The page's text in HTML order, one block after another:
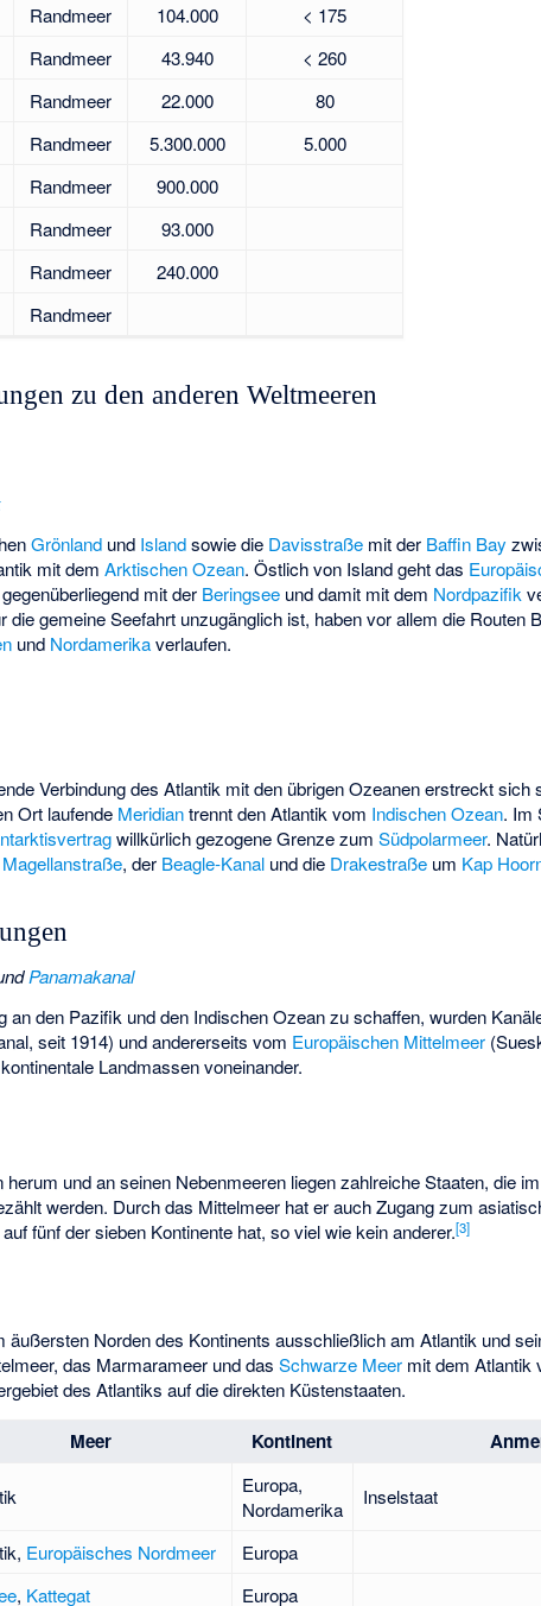
Randmeer 104.000
< 175
Randmeer 43.940
< 260
Randmeer 22.000
80
Randmeer 5.300.000
5.000
Randmeer
900.000
Randmeer
93.000
Randmeer
240.000
Randmeer
zu den anderen Weltmeeren
Grönland und Islandsowie die Davisstraße mit der Baffin Bay
mit demArktischen Ozean. Östlich von Island geht das
mit der Beringsee und damit mit dem Nordpazifik
gemeine Seefahrt unzugänglich ist, haben vor allem die Routen
und Nordamerikaverlaufen.
Verbindung des Atlantik mit den übrigen Ozeanen erstreckt sich
Ort laufende Meridiantrennt den Atlantik vom Indischen Ozean. Im
willkürlich gezogene Grenze zumSüdpolarmeer.
Magellanstraße, der Beagle-Kanal und die Drakestraße um Kap
Panamakanal
an den Pazifik und den Indischen Ozean zu schaffen, wurden
seit 1914) und andererseits vom Europäischen Mittelmeer
Landmassen voneinander.
und an seinen Nebenmeeren liegen zahlreiche Staaten, die
werden. Durch das Mittelmeer hat er auch Zugang zum
fünf der sieben Kontinente hat, so viel wie kein anderer.[3]
äußersten Norden des Kontinents ausschließlich am Atlantik und
das Marmarameer und dasSchwarze Meer mit dem Atlantik
des Atlantiks auf die direkten Küstenstaaten.
Meer Konti­nent
Europa,
Nordamerika
Inselstaat
Europäisches Nordmeer
Europa
, Kattegat Europa